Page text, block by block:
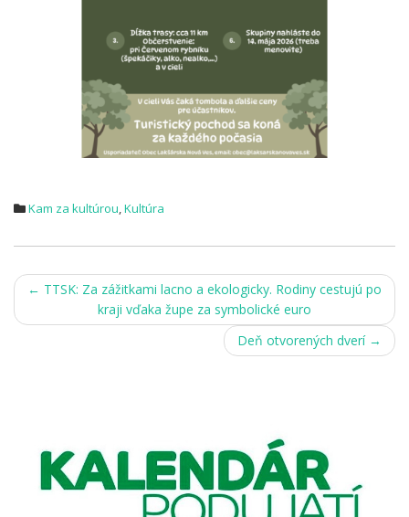
Kam za kultúrou,Kultúra
Post
navigation
← TTSK: Za zážitkami lacno a ekologicky. Rodiny cestujú po
kraji vďaka župe za symbolické euro
Deň otvorených dverí →